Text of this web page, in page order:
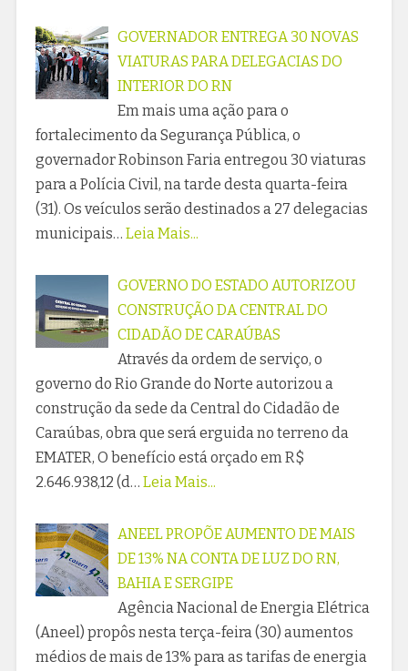
GOVERNADOR ENTREGA 30 NOVAS
VIATURAS PARA DELEGACIAS DO
INTERIOR DO RN
Em mais uma ação para o
fortalecimento da Segurança Pública, o
governador Robinson Faria entregou 30 viaturas
para a Polícia Civil, na tarde desta quarta-feira
(31). Os veículos serão destinados a 27 delegacias
municipais… Leia Mais...
GOVERNO DO ESTADO AUTORIZOU
CONSTRUÇÃO DA CENTRAL DO
CIDADÃO DE CARAÚBAS
Através da ordem de serviço, o
governo do Rio Grande do Norte autorizou a
construção da sede da Central do Cidadão de
Caraúbas, obra que será erguida no terreno da
EMATER, O benefício está orçado em R$
2.646.938,12 (d… Leia Mais...
ANEEL PROPÕE AUMENTO DE MAIS
DE 13% NA CONTA DE LUZ DO RN,
BAHIA E SERGIPE
Agência Nacional de Energia Elétrica
(Aneel) propôs nesta terça-feira (30) aumentos
médios de mais de 13% para as tarifas de energia